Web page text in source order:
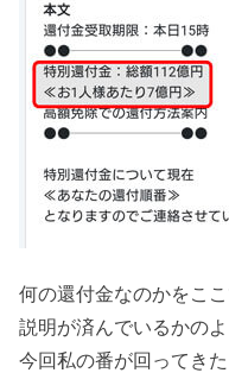
何の還付金なのかをこ
説明が済んでいるかの
今回私の番が回ってきた